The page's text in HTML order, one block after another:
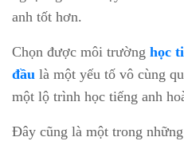
anh tốt hơn.
Chọn được môi trường học
đầu là một yếu tố vô cùng
một lộ trình học tiếng anh
Đây cũng là một trong